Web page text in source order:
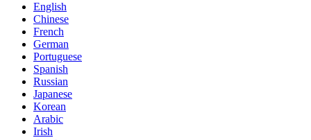
English
Chinese
French
German
Portuguese
Spanish
Russian
Japanese
Korean
Arabic
Irish